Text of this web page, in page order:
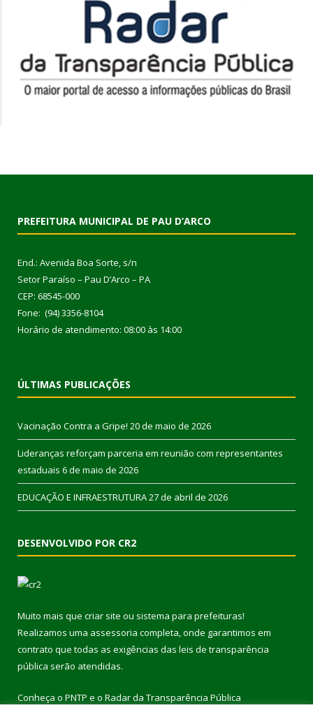
PREFEITURA MUNICIPAL DE PAU D’ARCO
End.: Avenida Boa Sorte, s/n
Setor Paraíso – Pau D’Arco – PA
CEP: 68545-000
Fone: (94) 3356-8104
Horário de atendimento: 08:00 às 14:00
ÚLTIMAS PUBLICAÇÕES
Vacinação Contra a Gripe! 20 de maio de 2026
Lideranças reforçam parceria em reunião com representantes
estaduais 6 de maio de 2026
EDUCAÇÃO E INFRAESTRUTURA27 de abril de 2026
DESENVOLVIDO POR CR2
Muito mais que criar site ou sistema para prefeituras!
Realizamos uma assessoria completa, onde garantimos em
contrato que todas as exigências das leis de transparência
pública serão atendidas.
Conheça o PNTP e o Radar da Transparência Pública